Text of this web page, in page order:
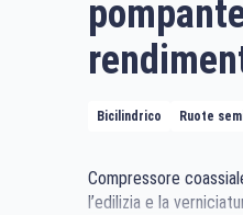
Bicilindrico Ruote
Compressore
l’edilizia e la